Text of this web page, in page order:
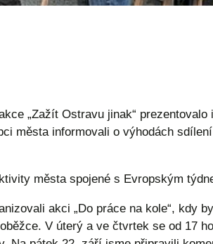
„Zažít Ostravu jinak“
města informovali o výhodách
města spojené s Evropským
akci „Do práce na kole“, kdy
V úterý a ve čtvrtek se od 17